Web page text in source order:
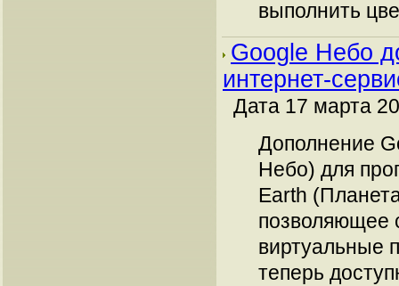
выполнить
Google Небо
интернет-
Дата 17 марта
Дополнение
Небо) для
Earth
позволяющее
виртуальные
теперь